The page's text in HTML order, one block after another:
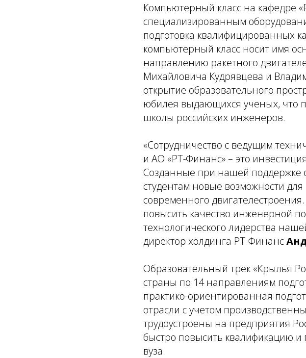
Компьютерный класс на кафедре
специализированным
подготовка квалифицированных
компьютерный класс носит имя
направлению ракетного
Михайловича Кудрявцева и
открытие образовательного
юбилея выдающихся ученых, что
школы российских инженеров.
«Сотрудничество с ведущим
и АО «РТ-Финанс» – это
Созданные при нашей поддержке
студентам новые возможности
современного
повысить качество инженерной
технологического лидерства
директор холдинга РТ-Финанс
Образовательный трек «Крылья
страны по 14 направлениям
практико-ориентированная
отрасли с учетом
трудоустроены на предприятия
быстро повысить квалификацию
вуза.